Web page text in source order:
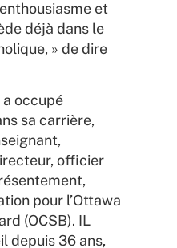
et
déjà dans le
» de dire
a occupé
sa carrière,
officier
pour l’Ottawa
(OCSB). IL
depuis 36 ans,